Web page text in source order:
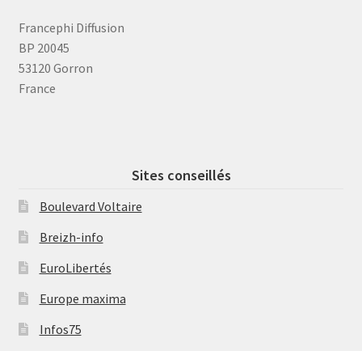
Francephi Diffusion
BP 20045
53120 Gorron
France
Sites conseillés
Boulevard Voltaire
Breizh-info
EuroLibertés
Europe maxima
Infos75